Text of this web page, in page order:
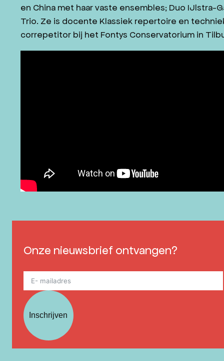
en China met haar vaste ensembles; Duo IJlstra-
Trio. Ze is docente Klassiek repertoire en
correpetitor bij het Fontys Conservatorium in
Onze nieuwsbrief ontvangen?
Inschrijven